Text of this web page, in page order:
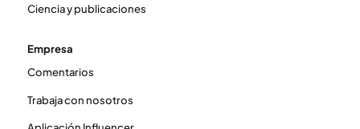
Ciencia y publicaciones
Empresa
Comentarios
Trabaja con nosotros